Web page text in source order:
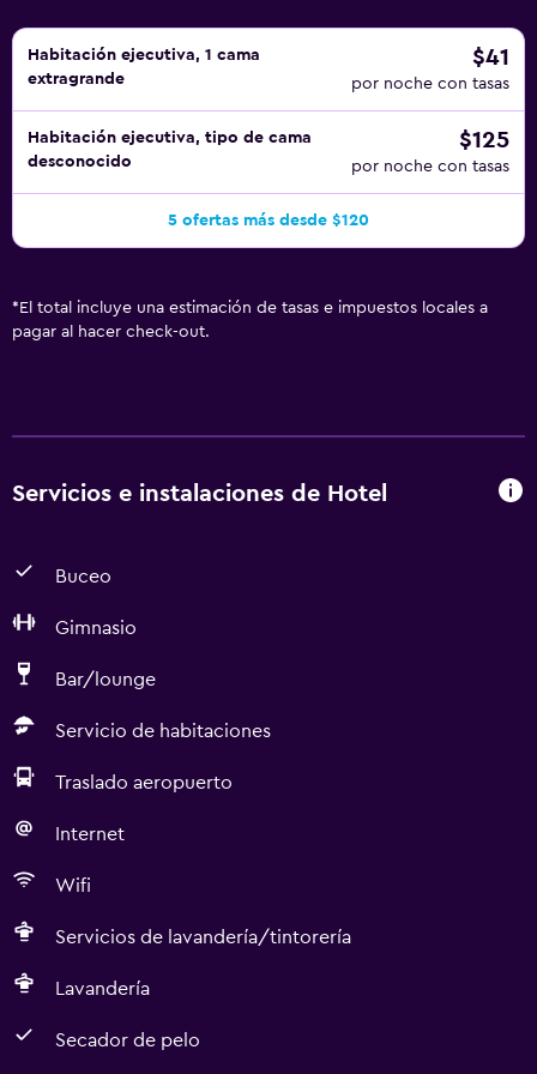
Habitación ejecutiva, 1 cama
extragrande
$41
por noche con tasas
Habitación ejecutiva, tipo de cama
desconocido
$125
por noche con tasas
5 ofertas más desde $120
* El total incluye una estimación de tasas e impuestos locales a
pagar al hacer check-out.
Servicios e instalaciones de Hotel
Buceo
Gimnasio
Bar/lounge
Servicio de habitaciones
Traslado aeropuerto
Internet
Wifi
Servicios de lavandería/tintorería
Lavandería
Secador de pelo